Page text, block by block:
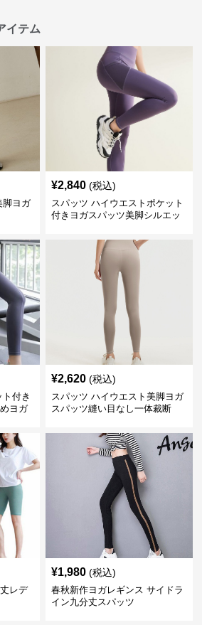
イテム
脚ヨガ
¥2,840 (税込)
スパッツ ハイウエストポケット
付きヨガスパッツ美脚シルエッ
付き
ヨガ
¥2,620 (税込)
スパッツ ハイウエスト美脚ヨガ
スパッツ縫い目なし一体裁断
レデ
¥1,980 (税込)
春秋新作ヨガレギンス サイドラ
イン九分丈スパッツ